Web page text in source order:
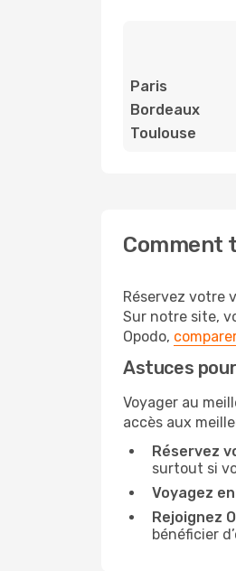
Paris
Bordeaux
Toulouse
Comment
Réservez votre
Sur notre site,
Opodo,
Astuces
Voyager au
accès aux
Réservez
surtout si
Voyagez
Rejoignez
bénéficier